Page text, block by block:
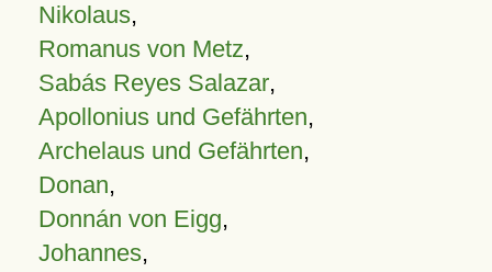
Nikolaus,
Romanus von Metz,
Sabás Reyes Salazar,
Apollonius und Gefährten,
Archelaus und Gefährten,
Donan,
Donnán von Eigg,
Johannes,